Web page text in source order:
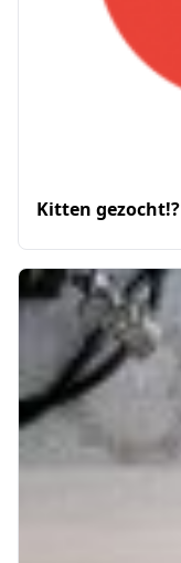
Kitten gezocht!?